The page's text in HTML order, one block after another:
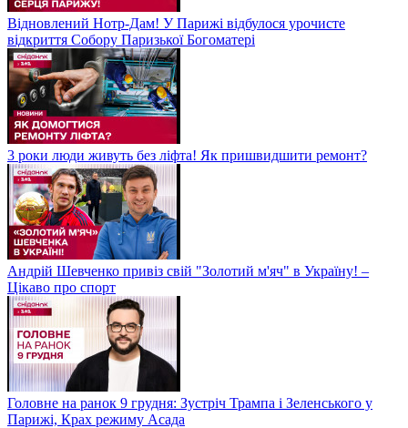
Відновлений Нотр-Дам! У Парижі відбулося урочисте
відкриття Собору Паризької Богоматері
3 роки люди живуть без ліфта! Як пришвидшити ремонт?
Андрій Шевченко привіз свій "Золотий м'яч" в Україну! –
Цікаво про спорт
Головне на ранок 9 грудня: Зустріч Трампа і Зеленського у
Парижі, Крах режиму Асада